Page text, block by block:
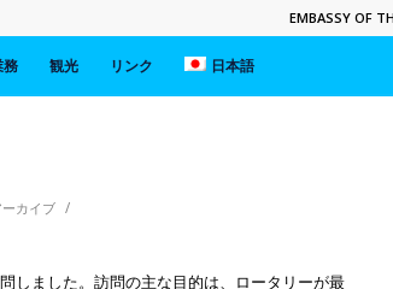
EMBASSY OF
務 観光 リンク 日本語
カイブ /
しました。訪問の主な目的は、ロータリーが最